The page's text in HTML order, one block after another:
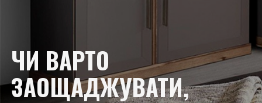
ЧИ ВАРТО
ЗАОЩАДЖУВАТИ,